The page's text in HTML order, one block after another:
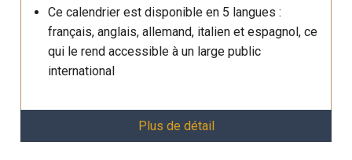
Ce calendrier est disponible en 5 langues :
français, anglais, allemand, italien et espagnol, ce
qui le rend accessible à un large public
international
Plus de détail